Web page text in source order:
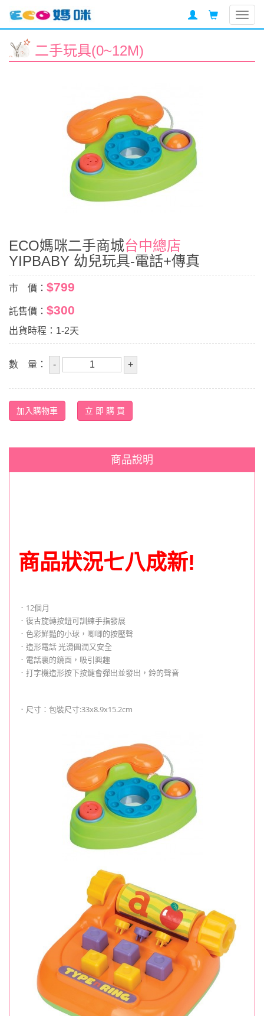
二手玩具(0~12M)
ECO媽咪二手商城台中總店
YIPBABY 幼兒玩具-電話+傳真
市 價： $799
託售價： $300
出貨時程：1-2天
數 量：
商品說明
商品狀況七八成新!
．12個月
．復古旋轉按鈕可訓練手指發展
．色彩鮮豔的小球，唧唧的按壓聲
．造形電話 光滑圓潤又安全
．電話裏的鏡面，吸引興趣
．打字機造形按下按鍵會彈出並發出，鈴的聲音
．尺寸：包裝尺寸:33x8.9x15.2cm